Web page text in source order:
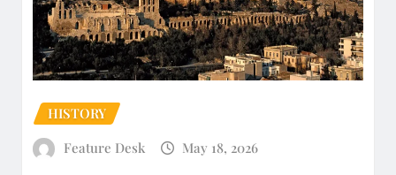
HISTORY
Feature Desk
May 18, 2026